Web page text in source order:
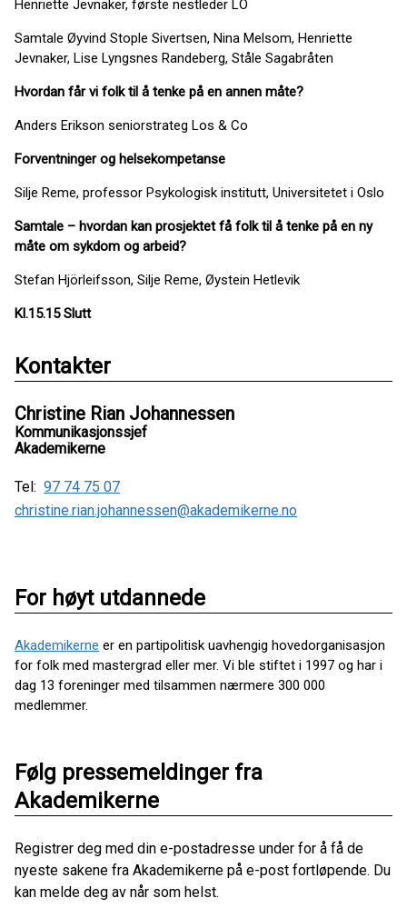
Henriette Jevnaker, første nestleder LO
Samtale Øyvind Stople Sivertsen, Nina Melsom, Henriette
Jevnaker, Lise Lyngsnes Randeberg, Ståle Sagabråten
Hvordan får vi folk til å tenke på en annen måte?
Anders Erikson seniorstrateg Los & Co
Forventningerog helsekompetanse
Silje Reme, professor Psykologisk institutt, Universitetet i Oslo
Samtale – hvordan kan prosjektet få folk til å tenke på en ny
måte om sykdom og arbeid?
Stefan Hjörleifsson, Silje Reme, Øystein Hetlevik
Kl.15.15 Slutt
Kontakter
Christine Rian Johannessen
Kommunikasjonssjef
Akademikerne
Tel: 97 74 75 07
christine.rian.johannessen@akademikerne.no
For høyt utdannede
Akademikerne er en partipolitisk uavhengig hovedorganisasjon
for folk med mastergrad eller mer. Vi ble stiftet i 1997 og har i
dag 13 foreninger med tilsammen nærmere 300 000
medlemmer.
Følg pressemeldinger fra
Akademikerne
Registrer deg med din e-postadresse under for å få de
nyeste sakene fra Akademikerne på e-post fortløpende. Du
kan melde deg av når som helst.